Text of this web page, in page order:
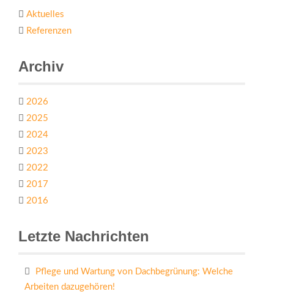
Aktuelles
Referenzen
Archiv
2026
2025
2024
2023
2022
2017
2016
Letzte Nachrichten
Pflege und Wartung von Dachbegrünung: Welche
Arbeiten dazugehören!